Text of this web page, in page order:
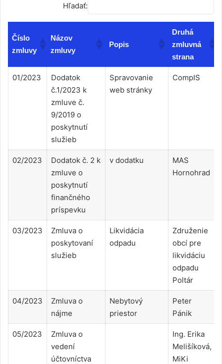
Hľadať:
Číslo
zmluvy
Názov
zmluvy
Popis
Druhá
zmluvná
strana
Číslo
Názov
zmluvy
Popis
Druhá
01/2023
Dodatok
č.1/2023 k
zmluve č.
9/2019 o
poskytnutí
služieb
Spravovanie
web stránky
CompIS
02/2023
Dodatok č. 2 k
zmluve o
poskytnutí
finančného
príspevku
v dodatku
MAS
Hornohrad
03/2023
Zmluva o
poskytovaní
služieb
Likvidácia
odpadu
Združenie
obcí pre
likvidáciu
odpadu
Poltár
04/2023
Zmluva o
nájme
Nebytový
priestor
Peter
Pánik
05/2023
Zmluva o
vedení
účtovníctva
Ing. Erika
Melišíková,
MiKi